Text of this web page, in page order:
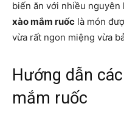
biến ăn với nhiều nguyên
xào mắm ruốc là món
vừa rất ngon miệng vừa
Hướng dẫn
mắm ruốc